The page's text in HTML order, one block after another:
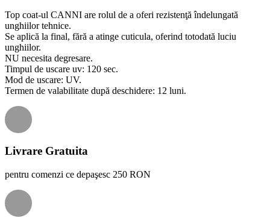
Top coat-ul CANNI are rolul de a oferi rezistenţă îndelungată
unghiilor tehnice.
Se aplică la final, fără a atinge cuticula, oferind totodată luciu
unghiilor.
NU necesita degresare.
Timpul de uscare uv: 120 sec.
Mod de uscare: UV.
Termen de valabilitate după deschidere: 12 luni.
Livrare Gratuita
pentru comenzi ce depaşesc 250 RON